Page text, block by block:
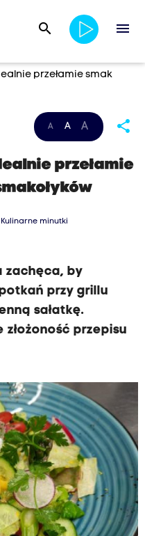
search menu
przełamie smak
A A A share
przełamie
Kulinarne minutki
zachęca, by
przy grillu
sałatkę.
przepisu